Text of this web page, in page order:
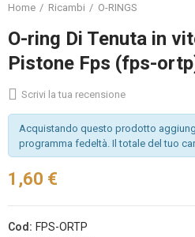
Home Ricambi O-RINGS
O-ring Di Tenuta in
Pistone Fps (fps-
Scrivi la tua recensione
Acquistando questo prodotto
programma fedeltà. Il totale del tuo
1,60 €
Cod: FPS-ORTP